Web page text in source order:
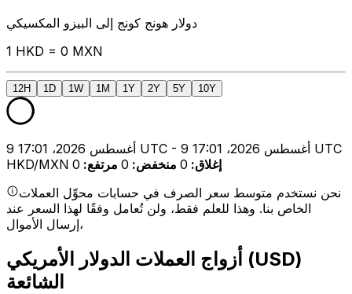
دولار هونج كونج إلى البيزو المكسيكي
1 HKD = 0 MXN
12H 1D 1W 1M 1Y 2Y 5Y 10Y
9 أغسطس 2026، 17:01 UTC - 9 أغسطس 2026، 17:01 UTC
HKD/MXN
إغلاق:
0 منخفض:
0 مرتفع:
0
نحن نستخدم متوسط سعر الصرف في حسابات محوِّل العملات
الخاص بنا. وهذا للعلم فقط، ولن تُعامل وفقًا لهذا السعر عند
إرسال الأموال،
أزواج العملات الدولار الأمريكي (USD)
الشائعة